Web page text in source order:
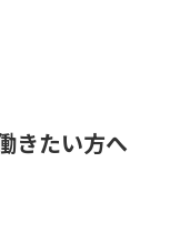
きたい方へ